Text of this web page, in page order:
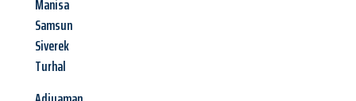
Manisa
Samsun
Siverek
Turhal